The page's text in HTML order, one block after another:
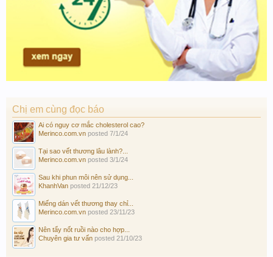
Chị em cùng đọc báo
Ai có nguy cơ mắc cholesterol cao?
Merinco.com.vn posted 7/1/24
Tại sao vết thương lâu lành?...
Merinco.com.vn posted 3/1/24
Sau khi phun môi nên sử dụng...
KhanhVan posted 21/12/23
Miếng dán vết thương thay chỉ...
Merinco.com.vn posted 23/11/23
Nên tẩy nốt ruồi nào cho hợp...
Chuyên gia tư vấn posted 21/10/23